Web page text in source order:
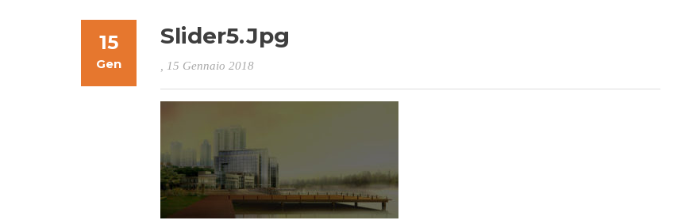
15
Gen
Slider5.jpg
, 15 Gennaio 2018